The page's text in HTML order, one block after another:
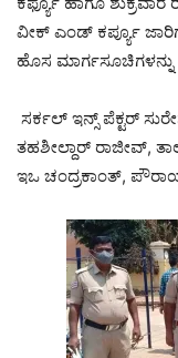
ವೀಕ್ ಎಂಡ್ ಕರ್ಪ್ಯೂ
ಹೊಸ ಮಾರ್ಗಸೂಚಿಗಳನ್ನು
ಸರ್ಕಲ್ ಇನ್ಸ್ ಪೆಕ್ಟರ್
ತಹಶೀಲ್ದಾರ್ ರಾಜೀವ್,
ಇಒ ಚಂದ್ರಕಾಂತ್,